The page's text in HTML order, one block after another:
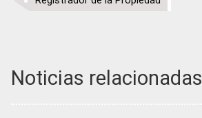
Noticias relacionadas